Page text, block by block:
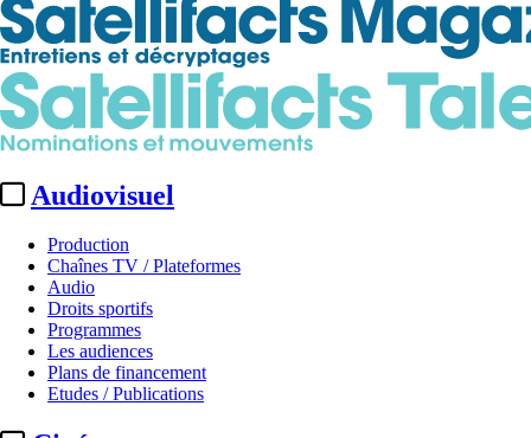
Audiovisuel
Production
Chaînes TV / Plateformes
Audio
Droits sportifs
Programmes
Les audiences
Plans de financement
Etudes / Publications